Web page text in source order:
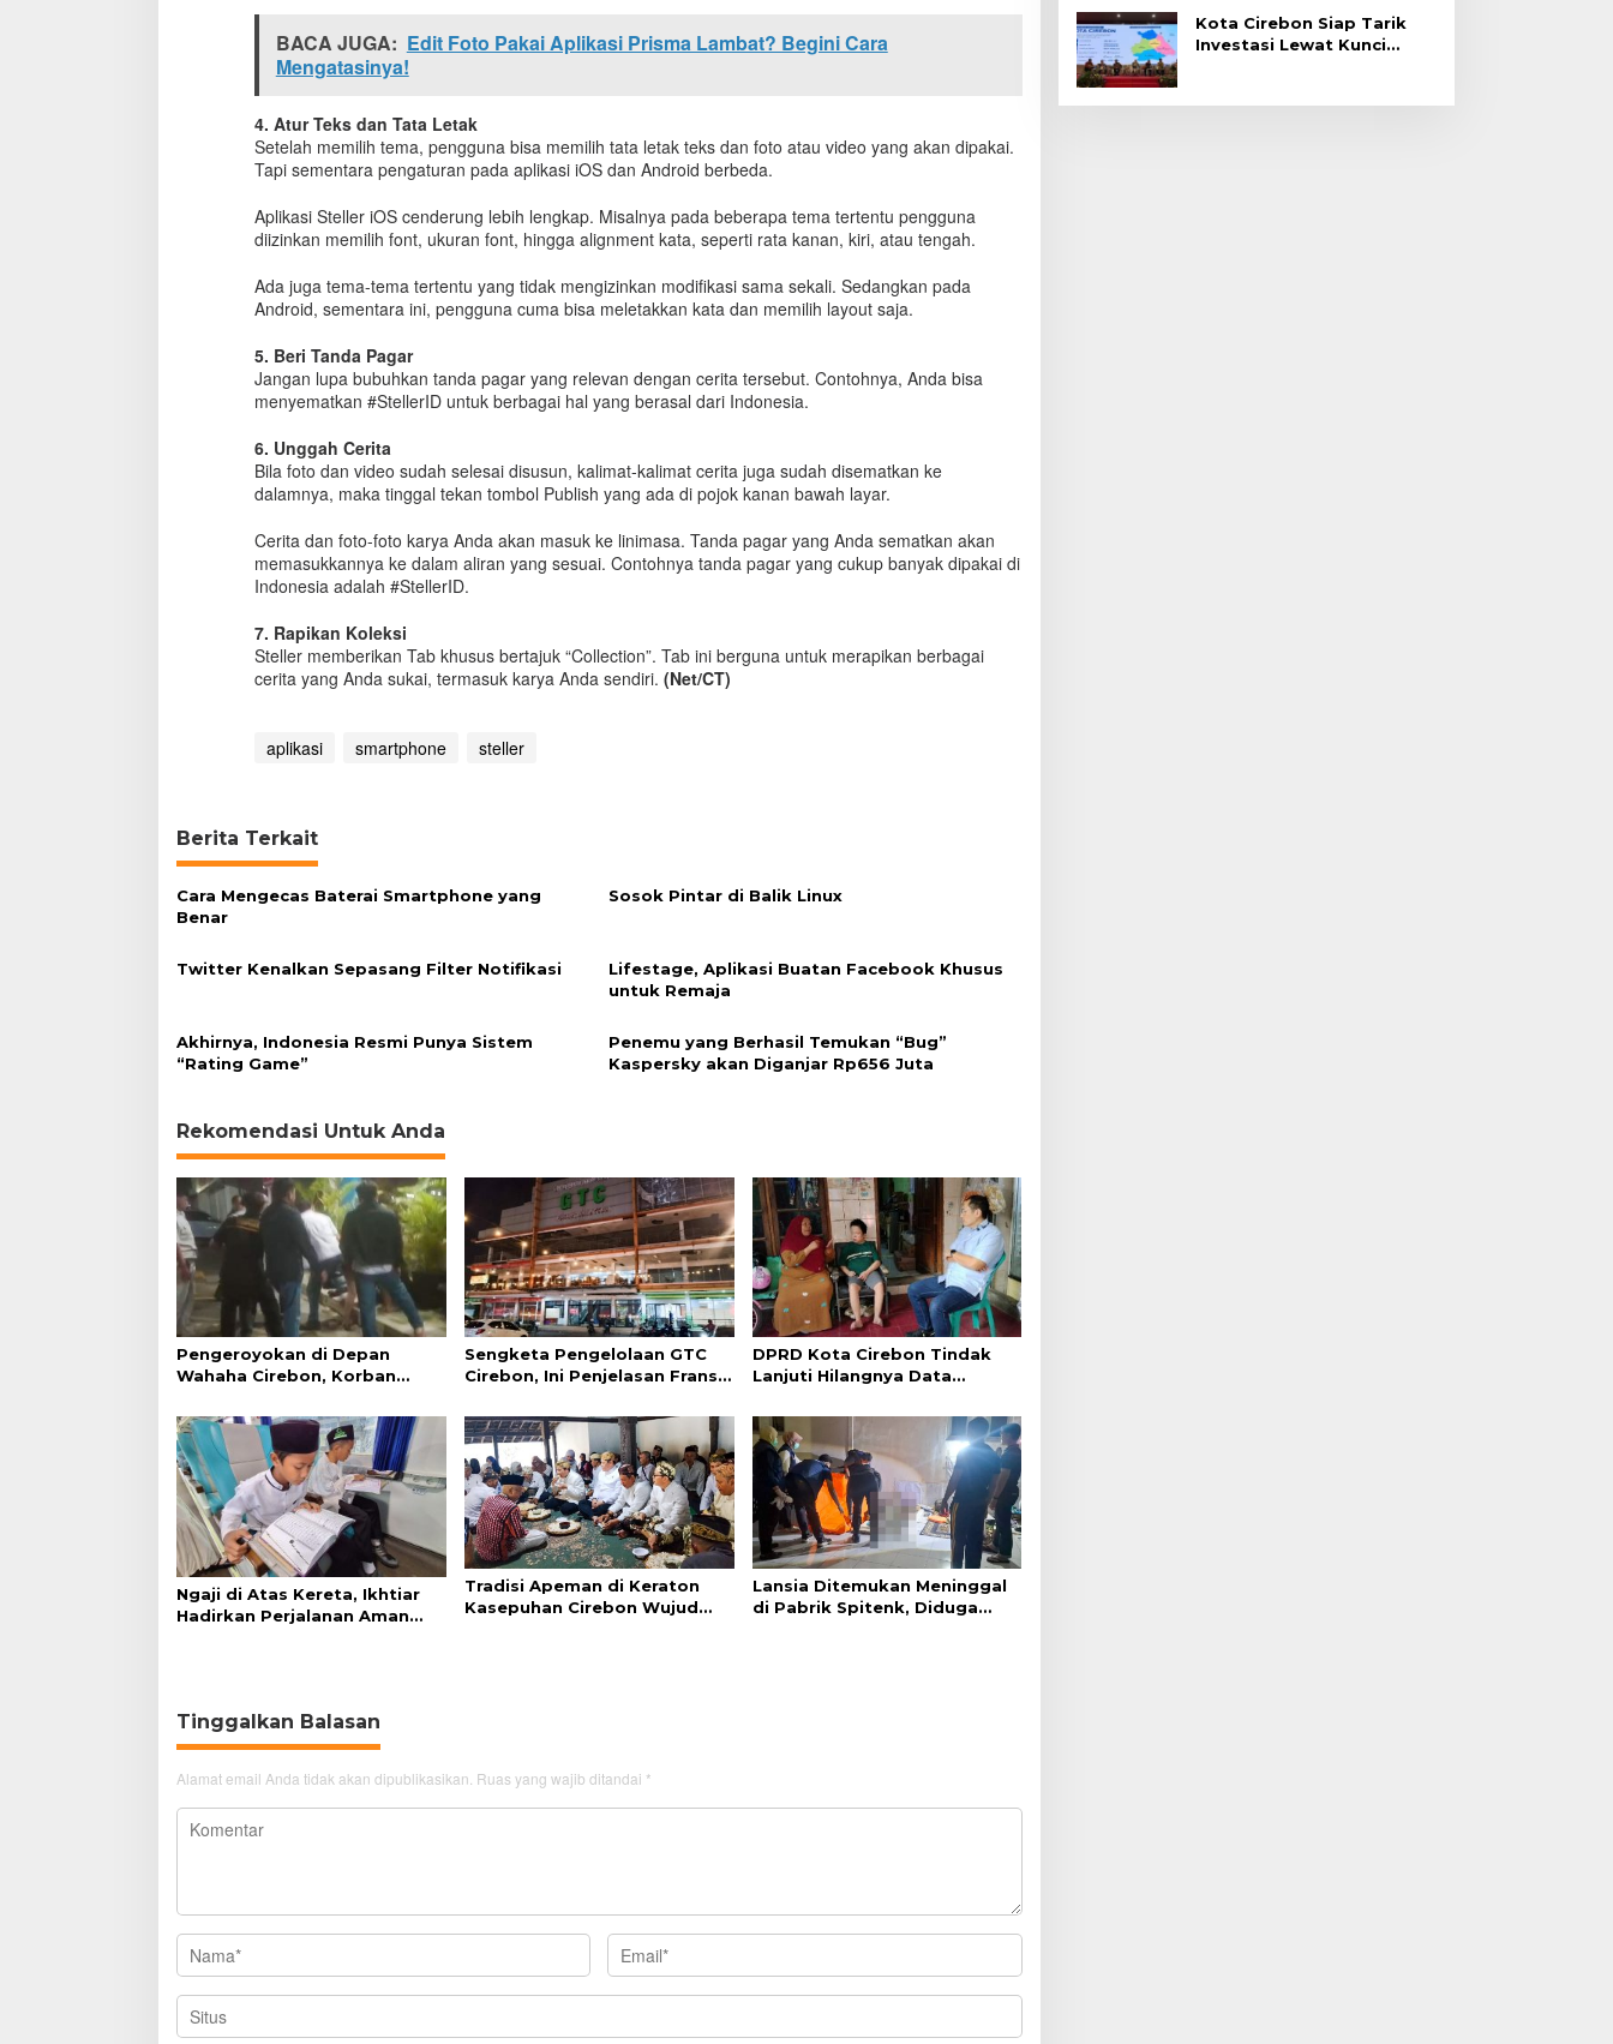
BACA JUGA: Edit Foto Pakai Aplikasi Prisma Lambat? Begini Cara
Mengatasinya!
4. Atur Teks dan Tata Letak
Setelah memilih tema, pengguna bisa memilih tata letak teks dan foto atau video yang akan dipakai.
Tapi sementara pengaturan pada aplikasi iOS dan Android berbeda.
Aplikasi Steller iOS cenderung lebih lengkap. Misalnya pada beberapa tema tertentu pengguna
diizinkan memilih font, ukuran font, hingga alignment kata, seperti rata kanan, kiri, atau tengah.
Ada juga tema-tema tertentu yang tidak mengizinkan modifikasi sama sekali. Sedangkan pada
Android, sementara ini, pengguna cuma bisa meletakkan kata dan memilih layout saja.
5. Beri Tanda Pagar
Jangan lupa bubuhkan tanda pagar yang relevan dengan cerita tersebut. Contohnya, Anda bisa
menyematkan #StellerID untuk berbagai hal yang berasal dari Indonesia.
6. Unggah Cerita
Bila foto dan video sudah selesai disusun, kalimat-kalimat cerita juga sudah disematkan ke
dalamnya, maka tinggal tekan tombol Publish yang ada di pojok kanan bawah layar.
Cerita dan foto-foto karya Anda akan masuk ke linimasa. Tanda pagar yang Anda sematkan akan
memasukkannya ke dalam aliran yang sesuai. Contohnya tanda pagar yang cukup banyak dipakai di
Indonesia adalah #StellerID.
7. Rapikan Koleksi
Steller memberikan Tab khusus bertajuk “Collection”. Tab ini berguna untuk merapikan berbagai
cerita yang Anda sukai, termasuk karya Anda sendiri. (Net/CT)
aplikasi smartphone steller
Berita Terkait
Cara Mengecas Baterai Smartphone yang
Benar
Sosok Pintar di Balik Linux
Twitter Kenalkan Sepasang Filter Notifikasi
Lifestage, Aplikasi Buatan Facebook Khusus
untuk Remaja
Akhirnya, Indonesia Resmi Punya Sistem
“Rating Game”
Penemu yang Berhasil Temukan “Bug”
Kaspersky akan Diganjar Rp656 Juta
Rekomendasi Untuk Anda
Pengeroyokan di Depan
Wahaha Cirebon, Korban
Sengketa Pengelolaan GTC
Cirebon, Ini Penjelasan Frans
DPRD Kota Cirebon Tindak
Lanjuti Hilangnya Data
Ngaji di Atas Kereta, Ikhtiar
Hadirkan Perjalanan Aman
Tradisi Apeman di Keraton
Kasepuhan Cirebon Wujud
Lansia Ditemukan Meninggal
di Pabrik Spitenk, Diduga
Tinggalkan Balasan
Alamat email Anda tidak akan dipublikasikan. Ruas yang wajib ditandai *
Kota Cirebon Siap Tarik
Investasi Lewat Kunci